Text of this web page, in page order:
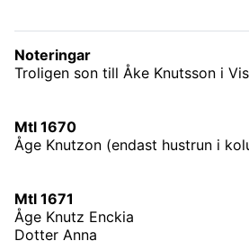
Noteringar
Troligen son till Åke Knutsson i
Mtl 1670
Åge Knutzon (endast hustrun i
Mtl 1671
Åge Knutz Enckia
Dotter Anna